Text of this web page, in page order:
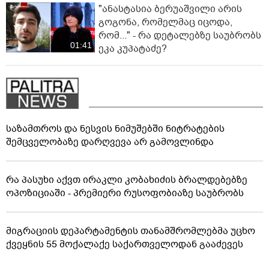
01:41
"ანასტასია ბერუაშვილი არის
გოგონა, რომელმაც იცოდა,
რომ..." - რა დეტალებზე საუბრობს
ეკა კუპატაძე?
საზამთროს და ნესვის ნიმუშებში ნიტრატების
შემცველობაზე დარღვევა არ გამოვლინდა
რა პასუხი აქვთ ირაკლი კობახიძის ბრალდებებზე
ოპოზიციაში - პრემიერი რუსოფობიაზე საუბრობს
მიგრაციის დეპარტამენტის თანამშრომლებმა უცხო
ქვეყნის 55 მოქალაქე საქართველოდან გააძევეს